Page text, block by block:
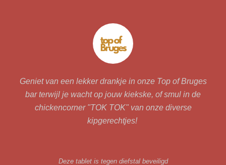
Geniet van een lekker drankje in onze Top of Bruges
bar terwijl je wacht op jouw kiekske, of smul in de
chickencorner "TOK TOK" van onze diverse
kipgerechtjes!
Deze tablet is tegen diefstal beveiligd